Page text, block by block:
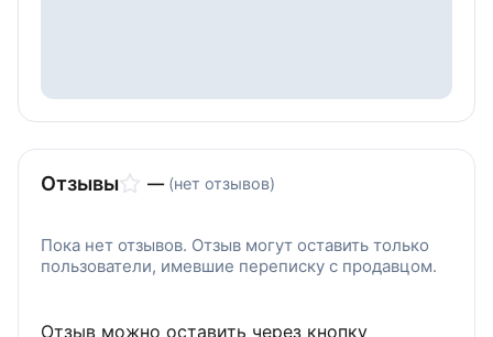
Отзывы — (нет отзывов)
Пока нет отзывов. Отзыв могут оставить только
пользователи, имевшие переписку с продавцом.
Отзыв можно оставить через кнопку